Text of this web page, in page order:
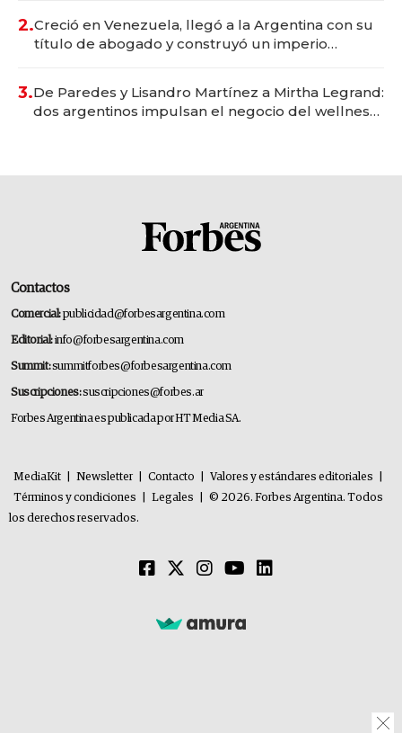
2.Creció en Venezuela, llegó a la Argentina con su
título de abogado y construyó un imperio
3.De Paredes y Lisandro Martínez a Mirtha Legrand:
dos argentinos impulsan el negocio del wellness
Contactos
Comercial:publicidad@forbesargentina.com
Editorial:info@forbesargentina.com
Summit:summitforbes@forbesargentina.com
Suscripciones:suscripciones@forbes.ar
Forbes Argentina es publicada por HT Media SA.
MediaKit Newsletter Contacto Valores y estándares editoriales
Términos y condiciones
Legales
© 2026. Forbes Argentina. Todos
los derechos reservados.